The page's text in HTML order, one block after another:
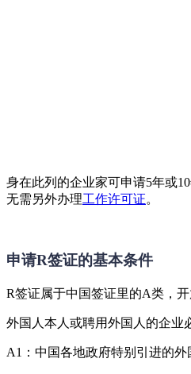
身在此列的企业家可申请5年或
无需另外办理工作许可证。
申请R签证的基本条件
R签证属于中国签证里的A类，
外国人本人或聘用外国人的企业
A1：中国各地政府特别引进的外